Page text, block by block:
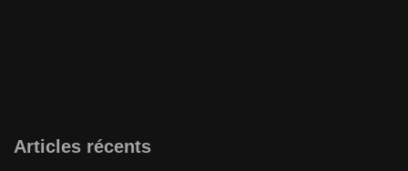
Articles récents